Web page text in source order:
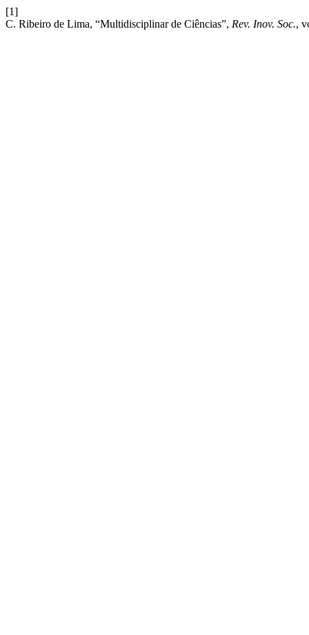
[1]
C. Ribeiro de Lima, “Multidisciplinar de Ciências”, Rev. Inov. Soc.,